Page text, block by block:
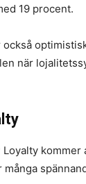
19 procent.
också
när